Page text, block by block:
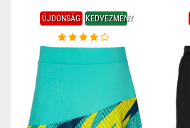
ÚJDONSÁG KEDVEZMÉNY